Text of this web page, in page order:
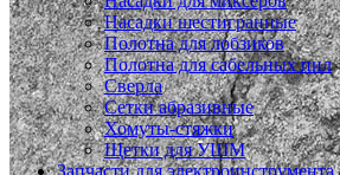
Насадки шестигранные
Полотна для лобзиков
Полотна для сабельных пил
Сверла
Сетки абразивные
Хомуты-стяжки
Щетки для УШМ
Запчасти для электроинструмента